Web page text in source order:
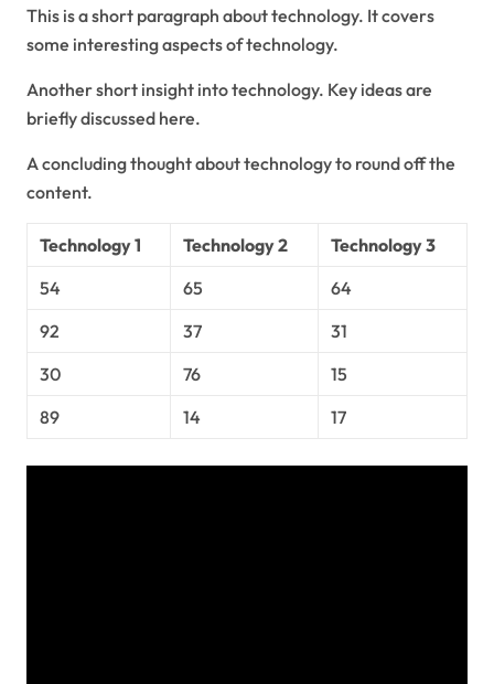
This is a short paragraph about technology. It covers
some interesting aspects of technology.
Another short insight into technology. Key ideas are
briefly discussed here.
A concluding thought about technology to round off the
content.
Technology 1 Technology 2
Technology 3
54
65
64
92
37
31
30
76
15
89
14 17